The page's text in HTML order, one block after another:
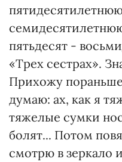
пятьдесят -
«Трех сестрах».
Прихожу пораньше
думаю: ах, как я
тяжелые сумки
болят... Потом
смотрю в зеркало